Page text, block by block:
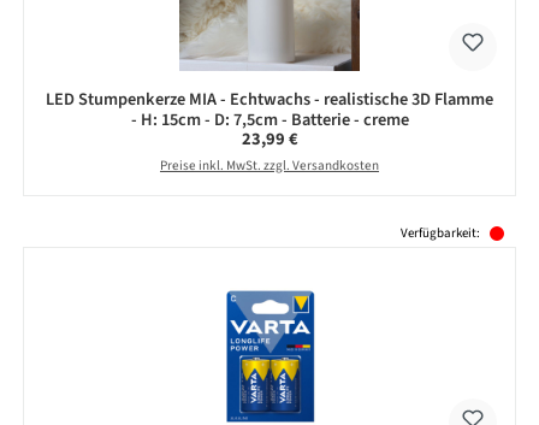
LED Stumpenkerze MIA - Echtwachs - realistische 3D Flamme
- H: 15cm - D: 7,5cm - Batterie - creme
Regulärer Preis:
23,99 €
Preise inkl. MwSt. zzgl. Versandkosten
Verfügbarkeit: